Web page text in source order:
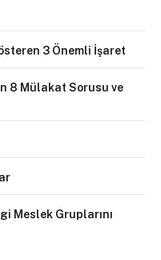
3 Önemli İşaret
8 Mülakat Sorusu ve
Meslek Gruplarını